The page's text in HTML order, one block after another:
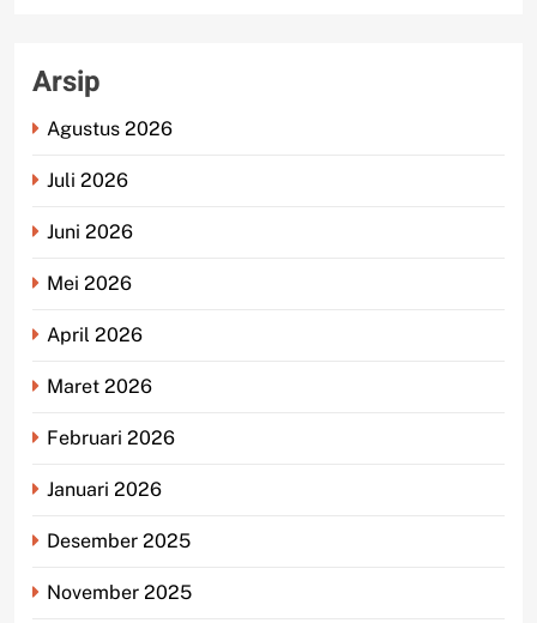
Arsip
Agustus 2026
Juli 2026
Juni 2026
Mei 2026
April 2026
Maret 2026
Februari 2026
Januari 2026
Desember 2025
November 2025